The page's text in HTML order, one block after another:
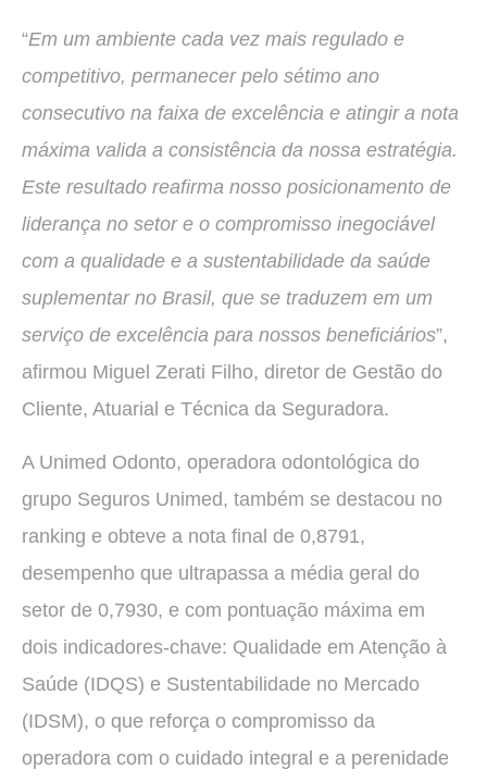
“Em um ambiente cada vez mais regulado e
competitivo, permanecer pelo sétimo ano
consecutivo na faixa de excelência e atingir a nota
máxima valida a consistência da nossa estratégia.
Este resultado reafirma nosso posicionamento de
liderança no setor e o compromisso inegociável
com a qualidade e a sustentabilidade da saúde
suplementar no Brasil, que se traduzem em um
serviço de excelência para nossos beneficiários”,
afirmou Miguel Zerati Filho, diretor de Gestão do
Cliente, Atuarial e Técnica da Seguradora.
A Unimed Odonto, operadora odontológica do
grupo Seguros Unimed, também se destacou no
ranking e obteve a nota final de 0,8791,
desempenho que ultrapassa a média geral do
setor de 0,7930, e com pontuação máxima em
dois indicadores-chave: Qualidade em Atenção à
Saúde (IDQS) e Sustentabilidade no Mercado
(IDSM), o que reforça o compromisso da
operadora com o cuidado integral e a perenidade